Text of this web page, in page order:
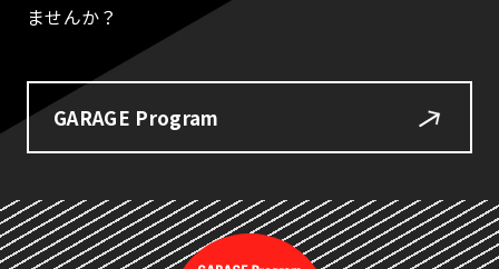
ませんか？
GARAGE Program